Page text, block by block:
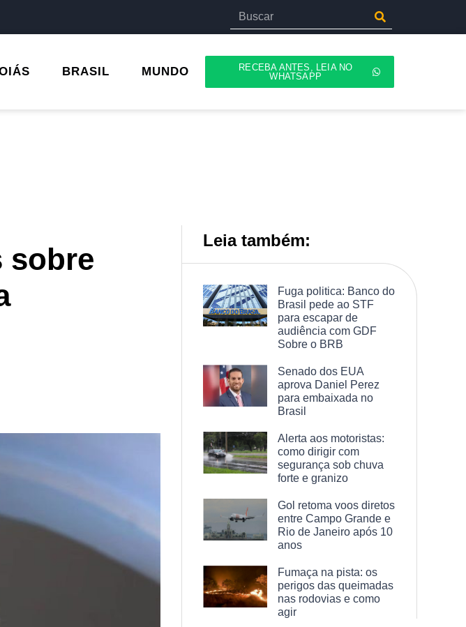
BRASIL MUNDO
RECEBA ANTES, LEIA NO
WHATSAPP
sobre
Leia também:
Fuga politica: Banco do
Brasil pede ao STF
para escapar de
audiência com GDF
Sobre o BRB
Senado dos EUA
aprova Daniel Perez
para embaixada no
Brasil
Alerta aos motoristas:
como dirigir com
segurança sob chuva
forte e granizo
Gol retoma voos diretos
entre Campo Grande e
Rio de Janeiro após 10
anos
Fumaça na pista: os
perigos das queimadas
nas rodovias e como
agir